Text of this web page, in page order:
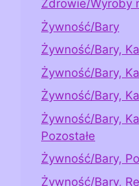
Zdrowie/Wyroby
Żywność/Bary
Żywność/Bary,
Żywność/Bary,
Żywność/Bary,
Żywność/Bary,
Pozostałe
Żywność/Bary,
Żywność/Bary,